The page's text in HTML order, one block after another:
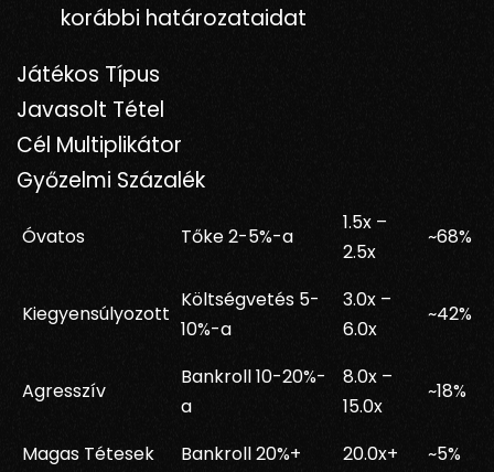
korábbi határozataidat
Játékos Típus
Javasolt Tétel
Cél Multiplikátor
Győzelmi Százalék
Óvatos Tőke 2-5%-a
1.5x –
2.5x
~68%
Kiegyensúlyozott
Költségvetés 5-
10%-a
3.0x –
6.0x
~42%
Agresszív
Bankroll 10-20%-
a
8.0x –
15.0x
~18%
Magas Tétesek Bankroll 20%+ 20.0x+ ~5%